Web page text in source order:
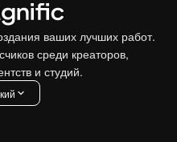
ваших лучших работ.
среди креаторов,
и студий.